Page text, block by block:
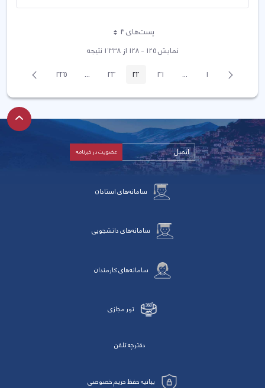
پست‌‌های 4هر صفحه
نمایش ۱۲۵ - ۱۲۸ از ۱٬۳۳۸ نتیجه
پیغام
قبلی صفحه1
...
Intermediate Pages
صفحه31 صفحه32 صفحه33
...
Intermediate Pages
صفحه335 صفحه
بعد
سامانه‌های استادان
سامانه‌های دانشجویی
سامانه‌های کارمندان
تور مجازی
دفترچه تلفن
بیانیه حفظ حریم خصوصی